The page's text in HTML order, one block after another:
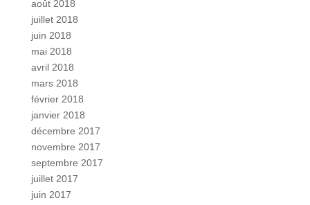
août 2018
juillet 2018
juin 2018
mai 2018
avril 2018
mars 2018
février 2018
janvier 2018
décembre 2017
novembre 2017
septembre 2017
juillet 2017
juin 2017